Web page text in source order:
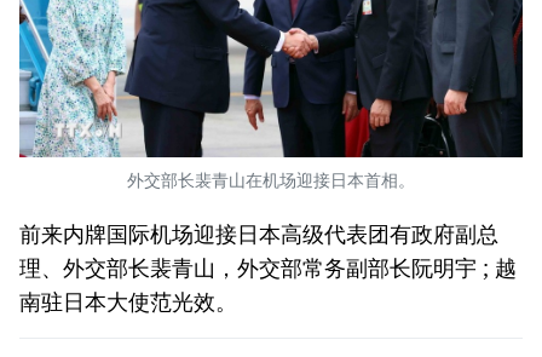
外交部长裴青山在机场迎接日本首相。
前来内牌国际机场迎接日本高级代表团有政府副总
理、外交部长裴青山，外交部常务副部长阮明宇 ; 越
南驻日本大使范光效。